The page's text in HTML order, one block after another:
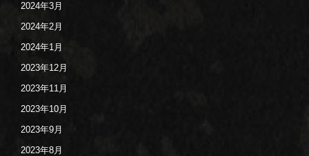
2024年3月
2024年2月
2024年1月
2023年12月
2023年11月
2023年10月
2023年9月
2023年8月